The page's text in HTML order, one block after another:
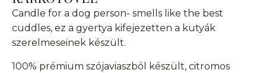
Candle for a dog person- smells like the best
cuddles, ez a gyertya kifejezetten a kutyák
szerelmeseinek készült.
100% prémium szójaviaszból készült, citromos